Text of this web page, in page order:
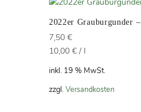
2022er Grauburgunder
7,50 €
10,00 €/ l
inkl. 19 % MwSt.
zzgl. Versandkosten